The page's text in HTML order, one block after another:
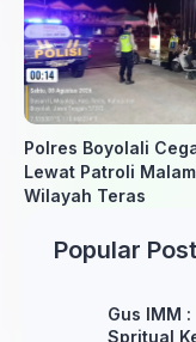
Polres Boyolali
Lewat Patroli
Wilayah Teras
Popular Post
Gus IMM
Spritual